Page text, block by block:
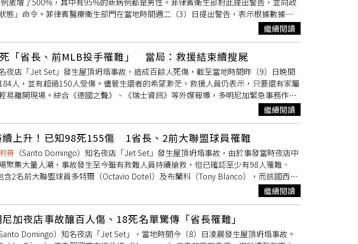
種扶輪精神，希望社會能夠更進步，經濟能夠更繁榮，國家能夠更團結，讓我們下一
十講，今天第一講是國家，第二講是團結、第三講是憲政體制、第四講是國防、第五
是民主、第八講是和平、第九講是繁榮、第十講是均衡台灣。每一講都會在不同社團
入第一講：國家。這句話都聽過，國家興亡、匹夫有責，古往今來不知有多少人為了
巢之下無完卵，沒有國哪有家。今天的台灣，需要我們挺身而出，承擔責任，每一個
望我們大家可以團結一致，共同守護國家主權，共同守護我們的民主自由，共同守護
來。這是屬於我們每一個人的責任，也是留給未來世代最重要的資產。國家的定義是
？國際扶輪是不是一個國家？3490是不是一個國家？為國家犧牲奉獻，必然要先了解
特定領土、可以組織政府、對內對外都有最高權威，也就是擁有主權以及治權的政治
，要有土地，要有政府，要有主權，四個要素，才能夠成為國家。反之，國家也必然
灣是否為一個國家？根據國家主權四個要素，台澎金馬，是土地；定期改選各級政府
；並對外進行外交、擁有國防力量，這是主權，由這塊土地上的2300萬人民所組成的
聲為台灣喝彩）台灣當然是一個國家，從1996年李登輝前總統當選第一任民選總統，
水扁總統、2008年的馬英九總統、2016年的蔡英文總統，以及2024年的賴清德。國
國家組成四個要素檢驗，都是一個國家。但是中國說不是，中國說台灣不是一個主
號決議文，宣稱中國擁有台灣。中國，也就是中華人民共和國，甚至在國際上根據
原則，衍伸出一個中國三階段論。就是中國主張全世界只有一個中國、兩岸同屬一個
是中華人民共和國。所以，中華人民共和國在國際上宣稱，根據2758號決議文，沒有
這樣的主張。所以他多次在國際上宣稱，台灣不是一個主權獨立的國家。但把文獻拿
，恢復中華人民共和國的一切權利，承認他的政府代表為中國在聯合國組織的唯一合
他在聯合國組織以及所屬一切機關中所非法佔據的席位驅逐出去。換句話說，2758
態」命令。菲律賓醫療衛生部門在當地時間週二（3）日提出警告，表示根據數據統
新增病例高達5101人，相當於全國平均每天新增57例HIV病例，更比去年同期增加了
Teodoro Herbosa）警告，「我們現在是西太平洋地區新增病例最多的國家。」荷博
經由性行為感染。根據該國衛生部門公布的數據，在這些新報告的病例中，95%的
間的男性患者佔了33%，25歲至34歲的男性患者則佔47%。對此，菲律賓衛生部發
表示，社群媒體以及交友軟體的盛行，導致年輕人輕易尋得性伴侶，助長了HIV的散
年底，菲律賓HIV病患將增至25萬2800人。荷博沙更警告，如果不能有效遏制疫情蔓
破40萬人次。他建議針對此次事態宣布「全國公共醫療緊急狀態」，認為此舉有助
繼續閱讀
「省長、前MLB投手罹難」 當局：救援結束續搜屍
夜店「Jet Set」發生屋頂坍塌事故，造成百餘人死傷，截至當地時間昨（9）日晚間
人，並有超過150人受傷。儘管生還者的希望渺茫，救援人員仍表示，只要還有家屬
易離開現場。綜合《德國之聲》、《瑞士資訊》等外媒報導，多明尼加緊急事務作業
Méndez）表示，自8日下午3時以來，就未再發現有生命跡象的被困者。他哀
名仍有生命跡象的人，那將是我們最大的慰藉。」事故發生時，夜店內正進行知名國
有粉塵飄落，隨後整個屋頂瞬間坍塌，大片水泥板塊壓毀觀眾席與舞池，導致數10人
礫之下。從夜店的空拍畫面可見，倒塌處形成一個巨大的破口，總計超過300名救難
各與以色列的援助隊伍，大家動用吊車、破壞錘與搜救犬等設備全力清除現場的紅
揮弗羅梅塔（José Luis Frómeta Herasme）指出，先前已發現20具遺體，目前已將
宣布，儘管生還希望渺茫，搜救工作將轉為遺體回收與身分確認作業。此外，病理研
識，並已交還28具遺體給家屬。失蹤者的親屬則多聚集在災區周邊的臨時帳棚與醫
單張貼於現場供家屬查詢。然而，等待的民眾中也不乏失去多位親人的家庭。其中，
下落不明，「我們在名單上找不到他，醫院也沒有他的蹤影。」另一名民眾羅薩里奧
，還有一名姪子也重傷，另一名姪女則已身亡。」事故中也確認已有一名美國公民罹
繼續閱讀
續上升！已知98死155傷 1省長、2前大聯盟球員罹難
哥 （Santo Domingo）知名夜店「Jet Set」發生屋頂坍塌事故，由於事發當時夜店中
聚集大量人潮，事故發生至今雖有救難人員持續搶救，但已確認至少有98人罹難、
2名前大聯盟球員多特爾（Octavio Dotel）及布蘭科（Tony Blanco），而該國西北
茲（Nelsy Cruz）也確認在事件中罹難。據《NBC NEWS》報導，這起事件發生在
夜店內正由當地知名梅倫格舞（Merengue）歌手魯比‧佩雷茲（Rubby Pérez）登台
計為可容納700人坐席與1000人的站位，事件發生當天，場內則有約500至1000人。
派約370名人力在小山丘般的建築殘骸中進行搶救搜尋，該國緊急事務管理署署長曼
繼續閱讀
加夜店事故釀百人傷、18死名單驚傳「省長罹難」
Santo Domingo）知名夜店「Jet Set」，當地時間今（8）日凌晨發生屋頂坍塌事故。